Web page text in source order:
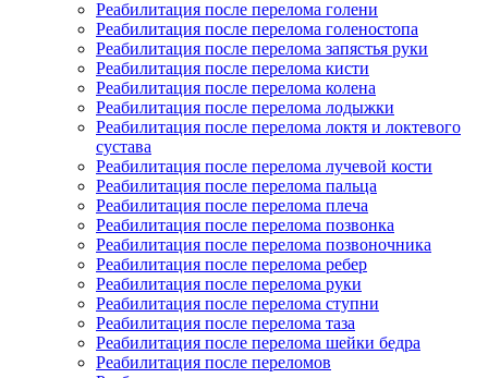
Реабилитация после перелома голени
Реабилитация после перелома голеностопа
Реабилитация после перелома запястья руки
Реабилитация после перелома кисти
Реабилитация после перелома колена
Реабилитация после перелома лодыжки
Реабилитация после перелома локтя и локтевого
сустава
Реабилитация после перелома лучевой кости
Реабилитация после перелома пальца
Реабилитация после перелома плеча
Реабилитация после перелома позвонка
Реабилитация после перелома позвоночника
Реабилитация после перелома ребер
Реабилитация после перелома руки
Реабилитация после перелома ступни
Реабилитация после перелома таза
Реабилитация после перелома шейки бедра
Реабилитация после переломов